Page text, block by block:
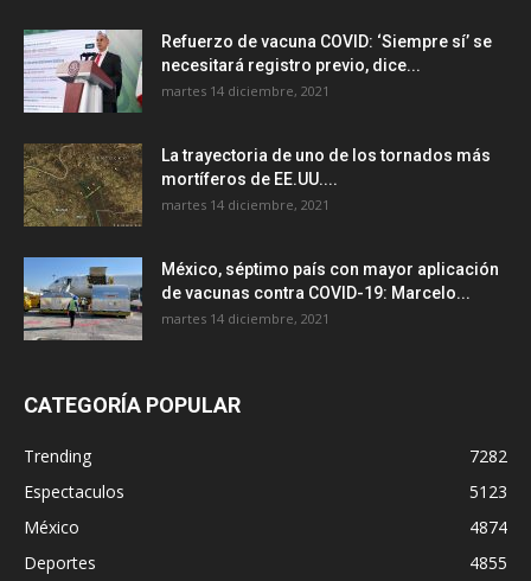
Refuerzo de vacuna COVID: ‘Siempre sí’ se
necesitará registro previo, dice...
martes 14 diciembre, 2021
La trayectoria de uno de los tornados más
mortíferos de EE.UU....
martes 14 diciembre, 2021
México, séptimo país con mayor aplicación
de vacunas contra COVID-19: Marcelo...
martes 14 diciembre, 2021
CATEGORÍA POPULAR
Trending
7282
Espectaculos
5123
México
4874
Deportes
4855